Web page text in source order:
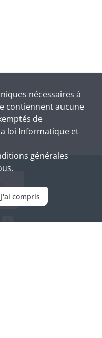
nécessaires à
contiennent aucune
de
loi Informatique et
générales
J'ai compris